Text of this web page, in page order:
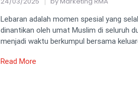
Lebaran adalah momen spesial yang
dinantikan oleh umat Muslim di seluruh
menjadi waktu berkumpul bersama
Read More